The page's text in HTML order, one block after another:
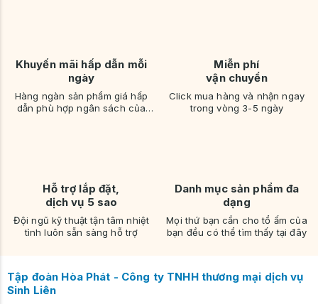
Khuyến mãi hấp dẫn mỗi
ngày
Hàng ngàn sản phẩm giá hấp
dẫn phù hợp ngân sách của
Miễn phí
vận chuyển
Click mua hàng và nhận ngay
trong vòng 3-5 ngày
Hỗ trợ lắp đặt,
dịch vụ 5 sao
Đội ngũ kỹ thuật tận tâm nhiệt
tình luôn sẵn sàng hỗ trợ
Danh mục sản phẩm đa
dạng
Mọi thứ bạn cần cho tổ ấm của
bạn đều có thể tìm thấy tại đây
Tập đoàn Hòa Phát - Công ty TNHH thương mại dịch vụ
Sinh Liên